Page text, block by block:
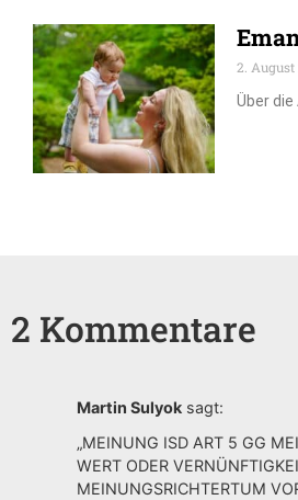
2. August
Über
2 Kommentare
Martin Sulyok sagt:
„MEINUNG ISD ART 5 GG
WERT ODER
MEINUNGSRICHTERTUM